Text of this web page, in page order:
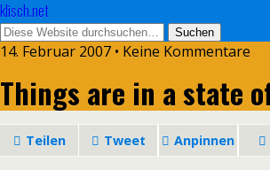
klisch.net
14. Februar 2007 • Keine Kommentare
Things are in a state
Teilen Tweet Anpinnen